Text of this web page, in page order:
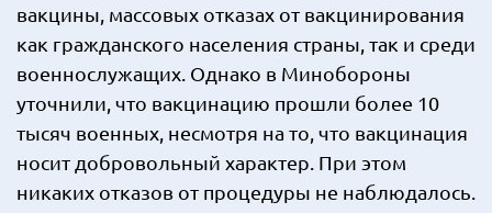
вакцины, массовых отказах от вакцинирования
как гражданского населения страны, так и среди
военнослужащих. Однако в Минобороны
уточнили, что вакцинацию прошли более 10
тысяч военных, несмотря на то, что вакцинация
носит добровольный характер. При этом
никаких отказов от процедуры не наблюдалось.